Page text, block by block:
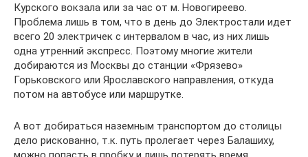
Курского вокзала или за час от м. Новогиреево.
Проблема лишь в том, что в день до Электростали идет
всего 20 электричек с интервалом в час, из них лишь
одна утренний экспресс. Поэтому многие жители
добираются из Москвы до станции «Фрязево»
Горьковского или Ярославского направления, откуда
потом на автобусе или маршрутке.
А вот добираться наземным транспортом до столицы
дело рискованно, т.к. путь пролегает через Балашиху,